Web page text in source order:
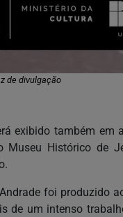
de divulgação
exibido também em
Histórico de
foi produzido
de um intenso